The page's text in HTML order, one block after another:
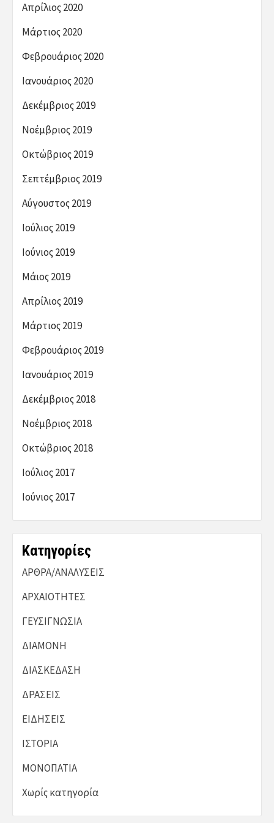
Απρίλιος 2020
Μάρτιος 2020
Φεβρουάριος 2020
Ιανουάριος 2020
Δεκέμβριος 2019
Νοέμβριος 2019
Οκτώβριος 2019
Σεπτέμβριος 2019
Αύγουστος 2019
Ιούλιος 2019
Ιούνιος 2019
Μάιος 2019
Απρίλιος 2019
Μάρτιος 2019
Φεβρουάριος 2019
Ιανουάριος 2019
Δεκέμβριος 2018
Νοέμβριος 2018
Οκτώβριος 2018
Ιούλιος 2017
Ιούνιος 2017
Kατηγορίες
ΑΡΘΡΑ/ΑΝΑΛΥΣΕΙΣ
ΑΡΧΑΙΟΤΗΤΕΣ
ΓΕΥΣΙΓΝΩΣΙΑ
ΔΙΑΜΟΝΗ
ΔΙΑΣΚΕΔΑΣΗ
ΔΡΑΣΕΙΣ
ΕΙΔΗΣΕΙΣ
ΙΣΤΟΡΙΑ
ΜΟΝΟΠΑΤΙΑ
Χωρίς κατηγορία